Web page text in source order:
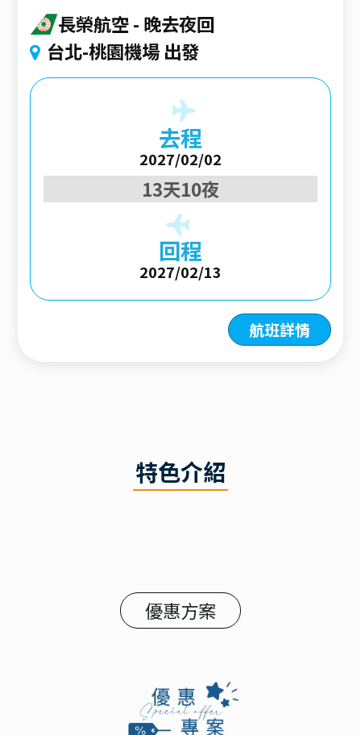
長榮航空 晚去夜回
台北-桃園機場 出發
去程
2027/02/02
13天10夜
回程
2027/02/13
航班詳情
特色介紹
優惠方案